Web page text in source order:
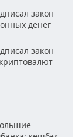
закон
денег
закон